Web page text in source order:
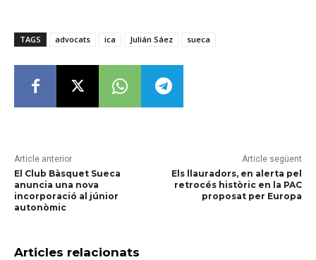
TAGS advocats ica Julián Sáez sueca
Article anterior
El Club Bàsquet Sueca
anuncia una nova
incorporació al júnior
autonòmic
Article següent
Els llauradors, en alerta pel
retrocés històric en la PAC
proposat per Europa
Articles relacionats